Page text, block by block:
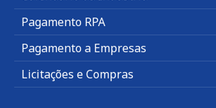
Pagamento RPA
Pagamento a Empresas
Licitações e Compras